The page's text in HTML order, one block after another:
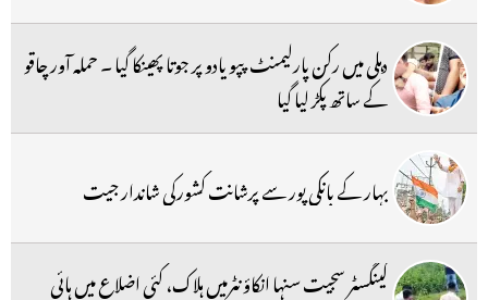
دہلی میں رکن پارلیمنٹ پپو یادو پر جوتا پھینکا گیا ۔ حملہ آور چاقو
کے ساتھ پکڑ لیا گیا
بہار کے بانکی پور سے پرشانت کشورکی شاندار جیت
گینگسٹر سجیت سنہا انکاؤنٹرمیں ہلاک، کئی اضلاع میں ہائی